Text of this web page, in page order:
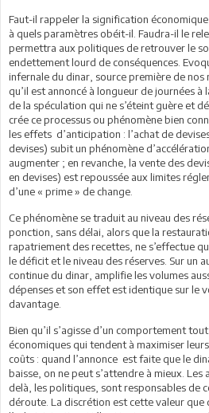
Faut-il rappeler la signification
à quels paramètres obéit-il. Faudra-il le
permettra aux politiques de retrouver le
endettement lourd de conséquences.
infernale du dinar, source première de nos
qu’il est annoncé à longueur de journées à
de la spéculation qui ne s’éteint guère et
crée ce processus ou phénomène bien
les effets d’anticipation : l’achat de
devises) subit un phénomène
augmenter ; en revanche, la vente des
en devises) est repoussée aux limites
d’une « prime » de change.
Ce phénomène se traduit au niveau des
ponction, sans délai, alors que la
rapatriement des recettes, ne s’effectue
le déficit et le niveau des réserves. Sur un
continue du dinar, amplifie les volumes
dépenses et son effet est identique sur le
davantage.
Bien qu’il s’agisse d’un comportement
économiques qui tendent à maximiser
coûts : quand l’annonce est faite que le
baisse, on ne peut s’attendre à mieux.
delà, les politiques, sont responsables de
déroute. La discrétion est cette valeur